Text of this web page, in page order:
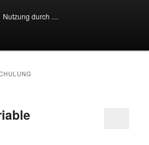
Nutzung durch …